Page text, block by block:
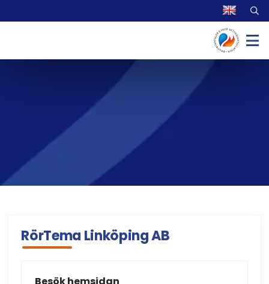
RörTema Linköping AB